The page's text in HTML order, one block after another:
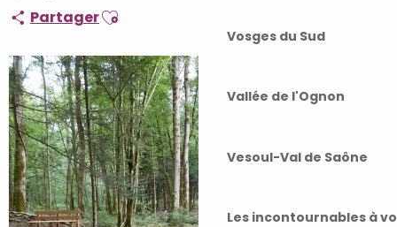
Vosges du Sud
Vallée de l'Ognon
Vesoul-Val de Saône
Les incontournables à
PartagerAjouter aux favoris